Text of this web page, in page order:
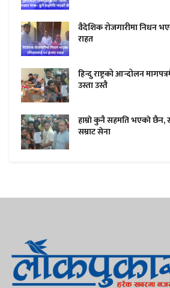
वैदेशिक रोजगारीमा निधन
राहत
हिन्दु राष्ट्रको आन्दोलन
उस्ता उस्तै
हाम्राे कुनै सहमति भएकाे छैन,
सम्राट सेना